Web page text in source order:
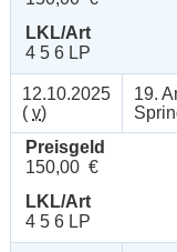
LKL/Art
4 5 6 LP
12.10.2025
( v)
19.
Preisgeld
150,00 €
LKL/Art
4 5 6 LP